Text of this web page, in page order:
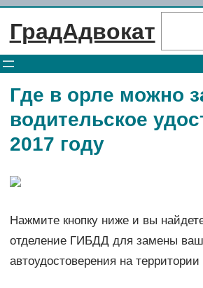
Перейти
ГрадАдвокат
Где в орле можно
водительское
2017 году
Нажмите кнопку ниже и вы
отделение ГИБДД для замены
автоудостоверения на